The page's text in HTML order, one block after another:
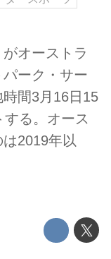
オーストラ
ーク・サー
間3月16日15
る。オース
2019年以